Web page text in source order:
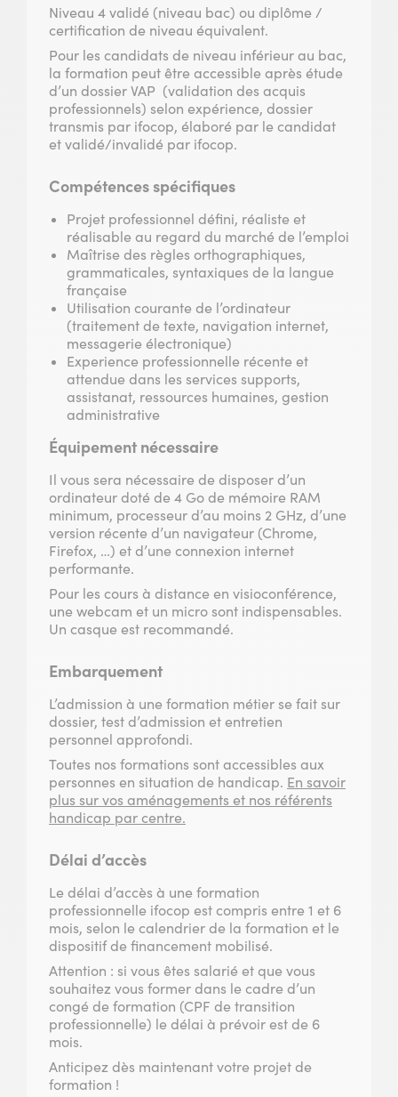
Niveau 4 validé (niveau bac) ou diplôme /
certification de niveau équivalent.
Pour les candidats de niveau inférieur au bac,
la formation peut être accessible après étude
d’un dossier VAP (validation des acquis
professionnels) selon expérience, dossier
transmis par ifocop, élaboré par le candidat
et validé/invalidé par ifocop.
Compétences spécifiques
Projet professionnel défini, réaliste et
réalisable au regard du marché de l’emploi
Maîtrise des règles orthographiques,
grammaticales, syntaxiques de la langue
française
Utilisation courante de l’ordinateur
(traitement de texte, navigation internet,
messagerie électronique)
Experience professionnelle récente et
attendue dans les services supports,
assistanat, ressources humaines, gestion
administrative
Équipement nécessaire
Il vous sera nécessaire de disposer d’un
ordinateur doté de 4 Go de mémoire RAM
minimum, processeur d’au moins 2 GHz, d’une
version récente d’un navigateur (Chrome,
Firefox, …) et d’une connexion internet
performante.
Pour les cours à distance en visioconférence,
une webcam et un micro sont indispensables.
Un casque est recommandé.
Embarquement
L’admission à une formation métier se fait sur
dossier, test d’admission et entretien
personnel approfondi.
Toutes nos formations sont accessibles aux
personnes en situation de handicap. En savoir
plus sur vos aménagements et nos référents
handicap par centre.
Délai d’accès
Le délai d’accès à une formation
professionnelle ifocop est compris entre 1 et 6
mois, selon le calendrier de la formation et le
dispositif de financement mobilisé.­
Attention : si vous êtes salarié et que vous
souhaitez vous former dans le cadre d’un
congé de formation (CPF de transition
professionnelle) le délai à prévoir est de 6
mois.
Anticipez dès maintenant votre projet de
formation !